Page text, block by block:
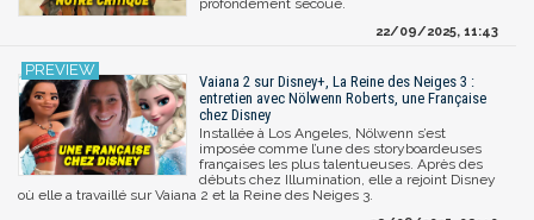
profondément secoué.
22/09/2025, 11:43
Vaiana 2 sur Disney+, La Reine des Neiges 3 :
entretien avec Nölwenn Roberts, une Française
chez Disney
Installée à Los Angeles, Nölwenn s’est
imposée comme l’une des storyboardeuses
françaises les plus talentueuses. Après des
débuts chez Illumination, elle a rejoint Disney
où elle a travaillé sur Vaiana 2 et la Reine des Neiges 3.